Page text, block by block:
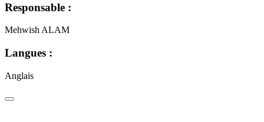
Responsable :
Mehwish ALAM
Langues :
Anglais